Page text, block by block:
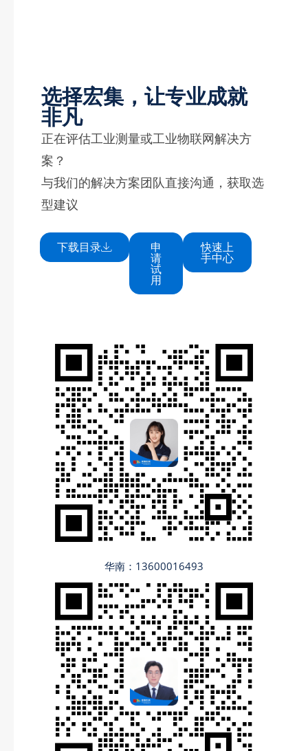
选择宏集，让专业成就
非凡
正在评估工业测量或工业物联网解决方
案？
与我们的解决方案团队直接沟通，获取选
型建议
下载目录 申
请
试
用
快速上
手中心
华南：13600016493